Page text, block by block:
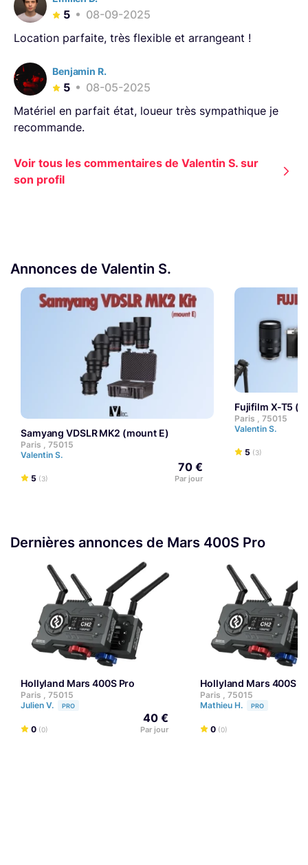
5
08-09-2025
Location parfaite, très flexible et arrangeant !
Benjamin R.
5
08-05-2025
Matériel en parfait état, loueur très sympathique je
recommande.
Voir tous les commentaires de Valentin S. sur
son profil
Annonces de Valentin S.
Samyang VDSLR MK2 (mount E)
Paris , 75015
Valentin S.
5 (3)
70 €
Par jour
Fujifilm X-T5
Paris , 75015
Valentin S.
5 (3)
Dernières annonces de Mars 400S Pro
Hollyland Mars 400S Pro
Paris , 75015
Julien V.
PRO
0 (0)
40 €
Par jour
Hollyland Mars 400S
Paris , 75015
Mathieu H.
PRO
0 (0)